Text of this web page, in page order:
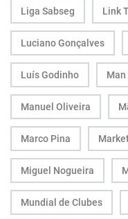
Liga Sabseg Link
Luciano Gonçalves
Luís Godinho
Manuel Oliveira
Marco Pina
Miguel Nogueira
Mundial de Clubes